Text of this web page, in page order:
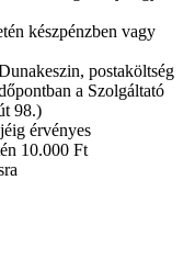
készpénzben vagy
postaköltség
a Szolgáltató
98.)
érvényes
10.000 Ft